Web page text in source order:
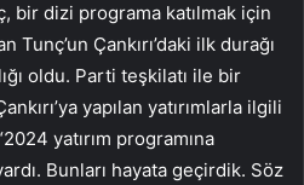
bir dizi programa katılmak için
Tunç’un Çankırı’daki ilk durağı
oldu. Parti teşkilatı ile bir
yapılan yatırımlarla ilgili
yatırım programına
Bunları hayata geçirdik. Söz